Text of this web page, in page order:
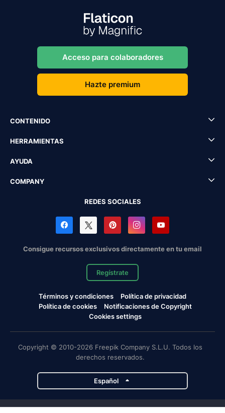
Acceso para colaboradores
Hazte premium
CONTENIDO
HERRAMIENTAS
AYUDA
COMPANY
REDES SOCIALES
Consigue recursos exclusivos directamente en tu email
Regístrate
Términos y condiciones
Política de privacidad
Política de cookies
Notificaciones de Copyright
Cookies settings
Copyright © 2010-2026 Freepik Company S.L.U. Todos los
derechos reservados.
Español